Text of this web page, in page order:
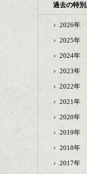
過去の特
2026年
2025年
2024年
2023年
2022年
2021年
2020年
2019年
2018年
2017年